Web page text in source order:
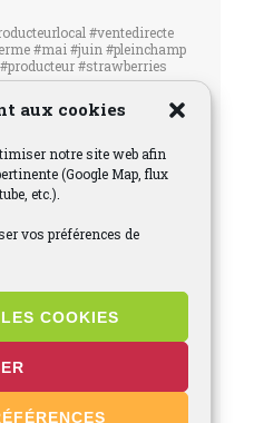
aux cookies
notre site web afin
(Google Map, flux
etc.).
vos préférences de
COOKIES
#ventedirecte
#mai #juin #pleinchamp
#strawberries